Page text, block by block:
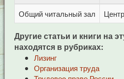
Общий читальный зал
Другие статьи и книги на
находятся в рубриках:
Лизинг
Организация труда